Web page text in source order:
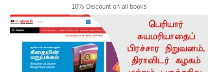
10% Discount on all books